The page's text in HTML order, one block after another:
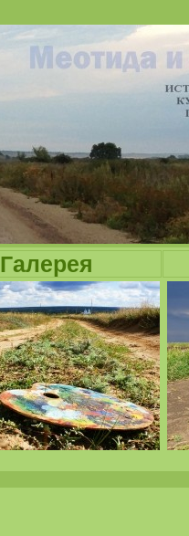
Галерея